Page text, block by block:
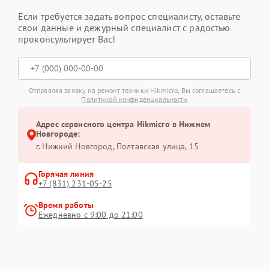
Если требуется задать вопрос специалисту, оставьте
свои данные и дежурный специалист с радостью
проконсультирует Вас!
Отправляя заявку на ремонт техники Hikmicro, Вы соглашаетесь с
Политикой конфиденциальности
Адрес сервисного центра Hikmicro в Нижнем
Новгороде:
г. Нижний Новгород, Полтавская улица, 15
Горячая линия
+7 (831) 231-05-25
Время работы
Ежедневно с 9:00 до 21:00